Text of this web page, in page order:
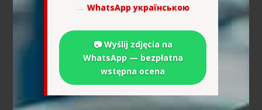
— WhatsApp українською
📷 Wyślij zdjęcia na
WhatsApp — bezpłatna
wstępna ocena